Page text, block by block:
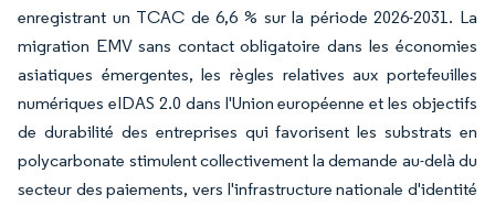
enregistrant un TCAC de 6,6 % sur la période 2026-2031. La
migration EMV sans contact obligatoire dans les économies
asiatiques émergentes, les règles relatives aux portefeuilles
numériques eIDAS 2.0 dans l'Union européenne et les objectifs
de durabilité des entreprises qui favorisent les substrats en
polycarbonate stimulent collectivement la demande au-delà du
secteur des paiements, vers l'infrastructure nationale d'identité